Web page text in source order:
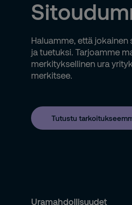
Haluamme, että
ja tuetuksi. Tarjoamme
merkityksellinen ura
merkitsee.
Tutustu
Uramahdollisuudet